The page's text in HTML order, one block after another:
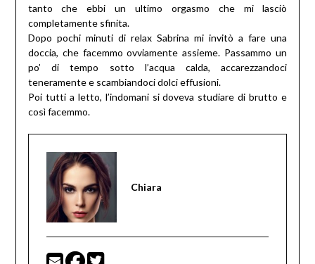
tanto che ebbi un ultimo orgasmo che mi lasciò
completamente sfinita.
Dopo pochi minuti di relax Sabrina mi invitò a fare una
doccia, che facemmo ovviamente assieme. Passammo un
po’ di tempo sotto l’acqua calda, accarezzandoci
teneramente e scambiandoci dolci effusioni.
Poi tutti a letto, l’indomani si doveva studiare di brutto e
così facemmo.
Chiara